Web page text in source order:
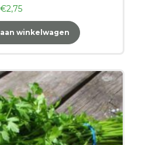
€2,75
winkelwagen